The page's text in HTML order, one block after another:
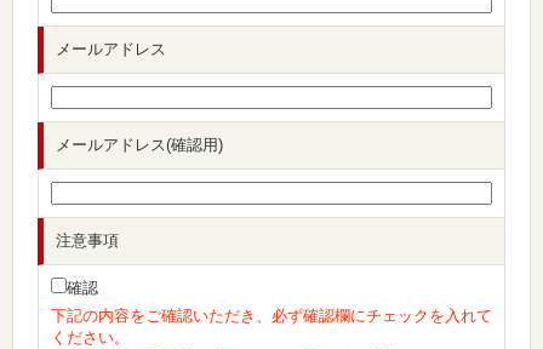
メールアドレス
メールアドレス(確認用)
注意事項
確認
下記の内容をご確認いただき、必ず確認欄にチェックを入れて
ください。